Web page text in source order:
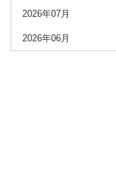
2026年07月
2026年06月